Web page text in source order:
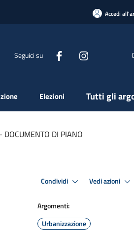
Accedi
Seguici su
Elezioni Tutti gli
DI PIANO
Condividi Vedi azioni
Argomenti:
Urbanizzazione